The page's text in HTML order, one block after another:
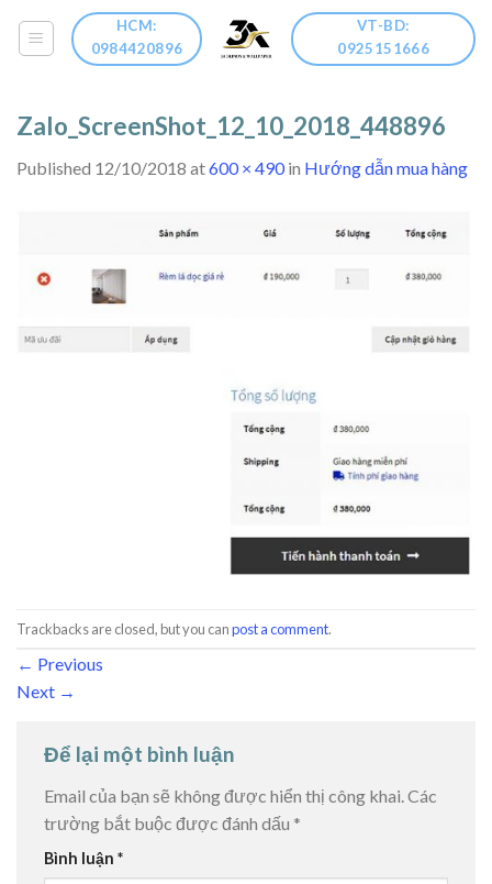
HCM:
0984420896
VT-BD:
0925151666
Zalo_ScreenShot_12_10_2018_448896
Published 12/10/2018 at600 × 490in Hướng dẫn mua hàng
Trackbacks are closed, but you canpost a comment.
← Previous
Next →
Để lại một bình luận
Email của bạn sẽ không được hiển thị công khai.Các
trường bắt buộc được đánh dấu *
Bình luận *